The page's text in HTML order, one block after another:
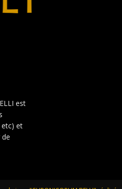
est
etc) et